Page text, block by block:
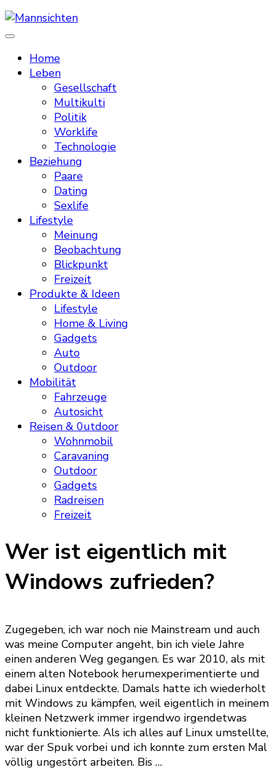
Mannsichten
Home
Leben
Gesellschaft
Multikulti
Politik
Worklife
Technologie
Beziehung
Paare
Dating
Sexlife
Lifestyle
Meinung
Beobachtung
Blickpunkt
Freizeit
Produkte & Ideen
Lifestyle
Home & Living
Gadgets
Auto
Outdoor
Mobilität
Fahrzeuge
Autosicht
Reisen & 0utdoor
Wohnmobil
Caravaning
Outdoor
Gadgets
Radreisen
Freizeit
Wer ist eigentlich mit
Windows zufrieden?
Zugegeben, ich war noch nie Mainstream und auch
was meine Computer angeht, bin ich viele Jahre
einen anderen Weg gegangen. Es war 2010, als mit
einem alten Notebook herumexperimentierte und
dabei Linux entdeckte. Damals hatte ich wiederholt
mit Windows zu kämpfen, weil eigentlich in meinem
kleinen Netzwerk immer irgendwo irgendetwas
nicht funktionierte. Als ich alles auf Linux umstellte,
war der Spuk vorbei und ich konnte zum ersten Mal
völlig ungestört arbeiten. Bis …